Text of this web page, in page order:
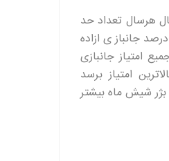
جدید ایثارگری:طی 5 سال هرسال تعداد حد
درصد جانباز ی ازاده
امتیاز جانبازی
امتیاز برسد
بژر شیش ماه بیشتر